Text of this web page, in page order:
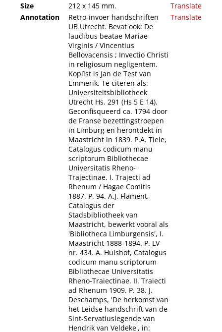
Size
212 x 145 mm.
Translate
Annotation
Retro-invoer handschriften
UB Utrecht. Bevat ook: De
laudibus beatae Mariae
Virginis / Vincentius
Bellovacensis ; Invectio Christi
in religiosum negligentem.
Kopiïst is Jan de Test van
Emmerik. Te citeren als:
Universiteitsbibliotheek
Utrecht Hs. 291 (Hs 5 E 14).
Geconfisqueerd ca. 1794 door
de Franse bezettingstroepen
in Limburg en herontdekt in
Maastricht in 1839. P.A. Tiele,
Catalogus codicum manu
scriptorum Bibliothecae
Universitatis Rheno-
Trajectinae. I. Trajecti ad
Rhenum / Hagae Comitis
1887. P. 94. A.J. Flament,
Catalogus der
Stadsbibliotheek van
Maastricht, bewerkt vooral als
'Bibliotheca Limburgensis', I.
Maastricht 1888-1894. P. LV
nr. 434. A. Hulshof, Catalogus
codicum manu scriptorum
Bibliothecae Universitatis
Rheno-Traiectinae. II. Traiecti
ad Rhenum 1909. P. 38. J.
Deschamps, 'De herkomst van
het Leidse handschrift van de
Sint-Servatiuslegende van
Hendrik van Veldeke', in:
Translate